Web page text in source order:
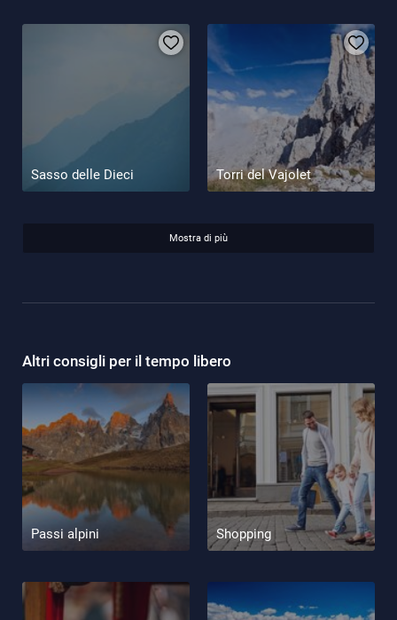
Sasso delle Dieci Torri del Vajolet
Mostra di più
Altri consigli per il tempo libero
Passi alpini Shopping